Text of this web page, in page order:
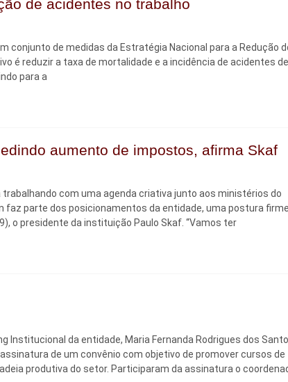
de acidentes no trabalho
conjunto de medidas da Estratégia Nacional para a Redução
é reduzir a taxa de mortalidade e a incidência de acidentes de
para a
aumento de impostos, afirma Skaf
com uma agenda criativa junto aos ministérios do
faz parte dos posicionamentos da entidade, uma postura firme
o presidente da instituição Paulo Skaf. “Vamos ter
Institucional da entidade, Maria Fernanda Rodrigues dos
de um convênio com objetivo de promover cursos de
produtiva do setor. Participaram da assinatura o